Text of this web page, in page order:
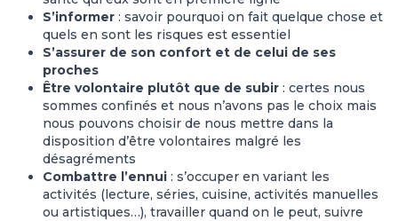
S’informer : savoir pourquoi on fait quelque chose et
quels en sont les risques est essentiel
S’assurer de son confort et de celui de ses
proches
Être volontaire plutôt que de subir : certes nous
sommes confinés et nous n’avons pas le choix mais
nous pouvons choisir de nous mettre dans la
disposition d’être volontaires malgré les
désagréments
Combattre l’ennui : s’occuper en variant les
activités (lecture, séries, cuisine, activités manuelles
ou artistiques…), travailler quand on le peut, suivre